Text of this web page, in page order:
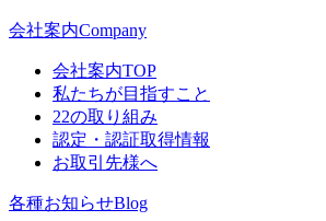
会社案内Company
会社案内TOP
私たちが目指すこと
22の取り組み
認定・認証取得情報
お取引先様へ
各種お知らせBlog